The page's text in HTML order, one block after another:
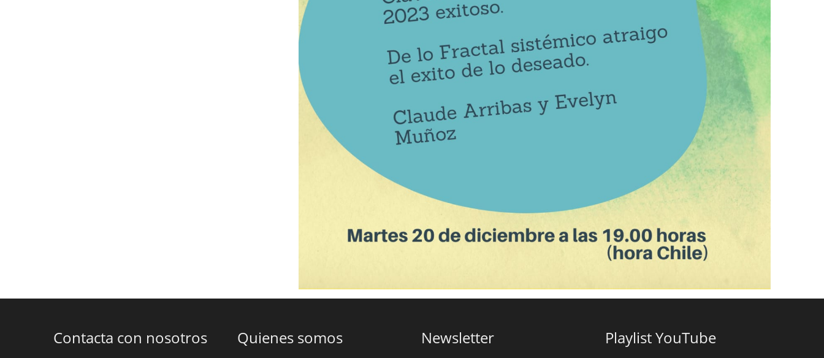
Contacta con nosotros Quienes somos Newsletter Playlist YouTube